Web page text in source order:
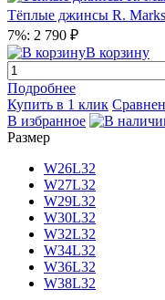
Тёплые джинсы R.
7%: 2 790 ₽
В корзину
Подробнее
Купить в 1 клик
В избранное
Размер
W26L32
W27L32
W29L32
W30L32
W32L32
W34L32
W36L32
W38L32